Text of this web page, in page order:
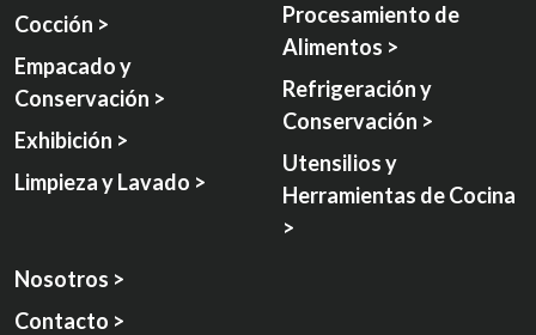
Cocción >
Empacado y
Conservación >
Exhibición >
Limpieza y Lavado >
Procesamiento de
Alimentos >
Refrigeración y
Conservación >
Utensilios y
Herramientas de Cocina
>
Nosotros >
Contacto >